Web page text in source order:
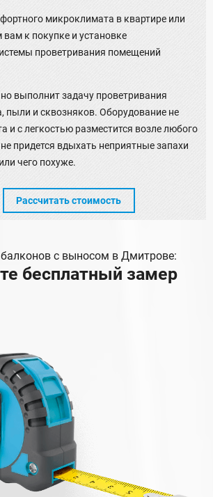
микроклимата в квартире или
к покупке и установке
проветривания помещений
выполнит задачу проветривания
пыли и сквозняков. Оборудование не
и с легкостью разместится возле любого
придется вдыхать неприятные запахи
чего похуже.
Рассчитать стоимость
балконов с выносом в Дмитрове:
бесплатный замер